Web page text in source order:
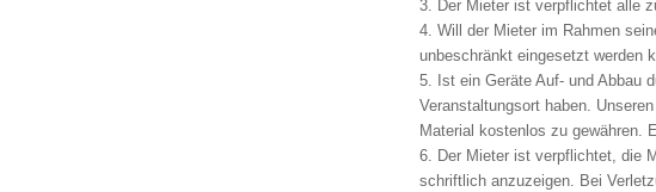
3. Der Mieter ist verpflichtet alle
4. Will der Mieter im Rahmen
unbeschränkt eingesetzt werden
5. Ist ein Geräte Auf- und Abbau
Veranstaltungsort haben.
Material kostenlos zu gewähren.
6. Der Mieter ist verpflichtet, die
schriftlich anzuzeigen. Bei